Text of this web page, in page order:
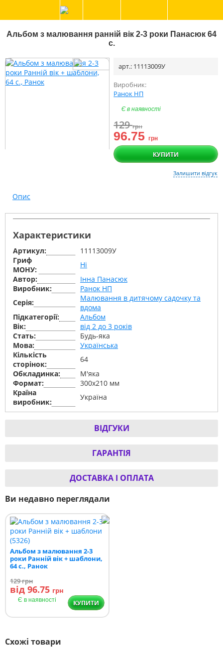
Альбом з малювання ранній вік 2-3 роки Панасюк 64
с.
арт.: 11113009У
Виробник:
Ранок НП
Є в наявності
129грн
96.75грн
КУПИТИ
Залишити відгук
Опис
Характеристики
Артикул:
11113009У
Гриф
МОНУ:
Ні
Автор:
Інна Панасюк
Виробник:
Ранок НП
Серiя:
Малювання в дитячому садочку та
вдома
Підкатегорії:
Альбом
Вік:
від 2 до 3 років
Стать:
Будь-яка
Мова:
Українська
Кількість
сторінок:
64
Обкладинка:
М'яка
Формат:
300х210 мм
Країна
виробник:
Україна
ВІДГУКИ
ГАРАНТІЯ
ДОСТАВКА І ОПЛАТА
Ви недавно переглядали
Альбом з малювання 2-3
роки Ранній вік + шаблони,
64 с., Ранок
129грн
від 96.75 грн
Є в наявності КУПИТИ
Схожі товари